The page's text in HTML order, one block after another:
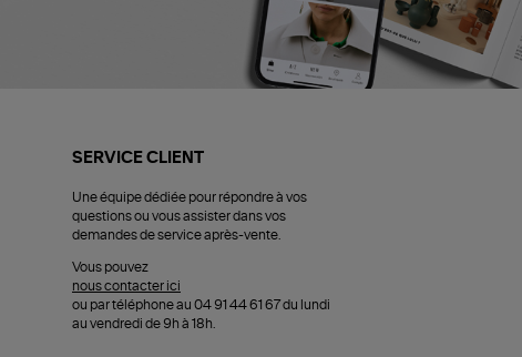
SERVICE CLIENT
Une équipe dédiée pour répondre à vos
questions ou vous assister dans vos
demandes de service après-vente.
Vous pouvez
nous contacter ici
ou par téléphone au 04 91 44 61 67 du lundi
au vendredi de 9h à 18h.